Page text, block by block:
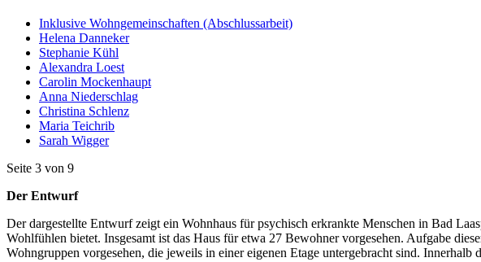
Inklusive Wohngemeinschaften (Abschlussarbeit)
Helena Danneker
Stephanie Kühl
Alexandra Loest
Carolin Mockenhaupt
Anna Niederschlag
Christina Schlenz
Maria Teichrib
Sarah Wigger
Seite 3 von 9
Der Entwurf
Der dargestellte Entwurf zeigt ein Wohnhaus für psychisch erkrankte Menschen in Bad
Wohlfühlen bietet. Insgesamt ist das Haus für etwa 27 Bewohner vorgesehen. Aufgabe
Wohngruppen vorgesehen, die jeweils in einer eigenen Etage untergebracht sind.